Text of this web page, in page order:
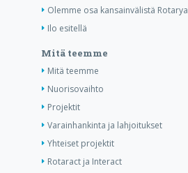
Olemme osa kansainvälistä Rotarya
Ilo esitellä
Mitä teemme
Mitä teemme
Nuorisovaihto
Projektit
Varainhankinta ja lahjoitukset
Yhteiset projektit
Rotaract ja Interact